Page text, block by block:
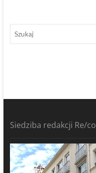
Siedziba redakcji Re/